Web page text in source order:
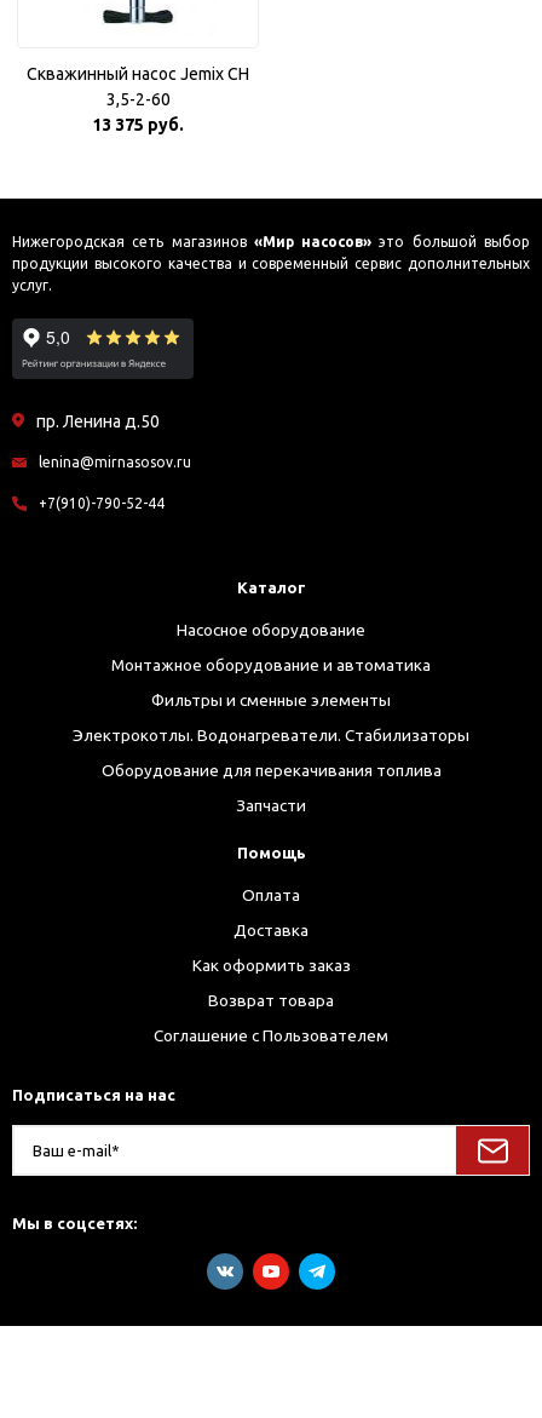
Скважинный насос Jemix CH
3,5-2-60
13 375 руб.
Нижегородская сеть магазинов «Мир насосов» это большой выбор
продукции высокого качества и современный сервис дополнительных
услуг.
пр. Ленина д.50
lenina@mirnasosov.ru
+7(910)-790-52-44
Каталог
Насосное оборудование
Монтажное оборудование и автоматика
Фильтры и сменные элементы
Электрокотлы. Водонагреватели. Стабилизаторы
Оборудование для перекачивания топлива
Запчасти
Помощь
Оплата
Доставка
Как оформить заказ
Возврат товара
Соглашение с Пользователем
Подписаться на нас
Мы в соцсетях: